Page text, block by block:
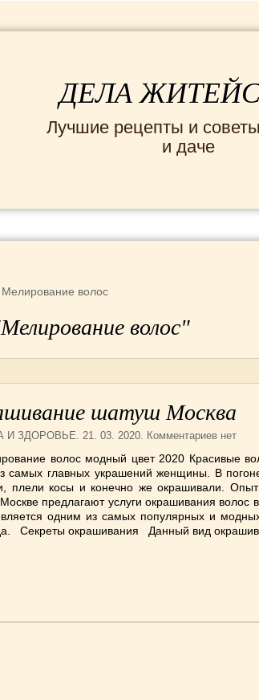
ДЕЛА
Лучшие рецепты и
и даче
Мелирование волос
волос"
шатуш Москва
И ЗДОРОВЬЕ. 21. 03. 2020. Комментариев нет
волос модный цвет 2020 Красивые
самых главных украшений женщины. В погоне
плели косы и конечно же окрашивали.
предлагают услуги окрашивания
одним из самых популярных и
Секреты окрашивания Данный вид